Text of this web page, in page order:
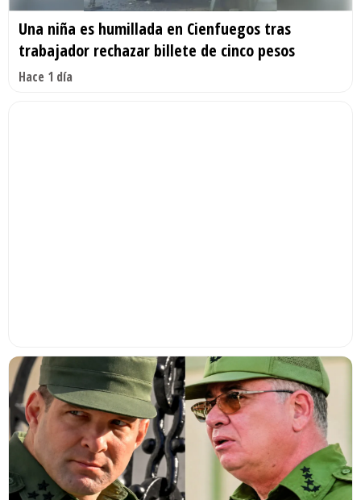
Una niña es humillada en Cienfuegos tras
trabajador rechazar billete de cinco pesos
Hace 1 día